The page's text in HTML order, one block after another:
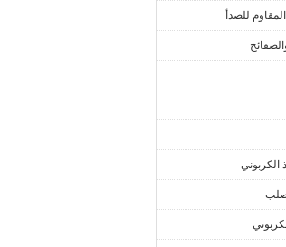
للصدأ
الكربوني